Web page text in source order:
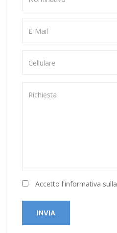
Accetto l'informativa sulla
INVIA